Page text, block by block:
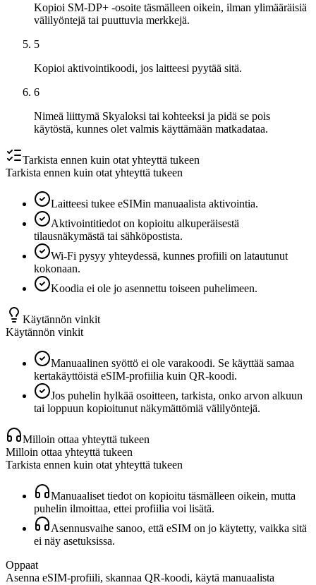
Kopioi SM-DP+ -osoite täsmälleen oikein, ilman ylimääräisiä
välilyöntejä tai puuttuvia merkkejä.
5
Kopioi aktivointikoodi, jos laitteesi pyytää sitä.
6
Nimeä liittymä Skyaloksi tai kohteeksi ja pidä se pois
käytöstä, kunnes olet valmis käyttämään matkadataa.
Tarkista ennen kuin otat yhteyttä tukeen
Tarkista ennen kuin otat yhteyttä tukeen
Laitteesi tukee eSIMin manuaalista aktivointia.
Aktivointitiedot on kopioitu alkuperäisestä
tilausnäkymästä tai sähköpostista.
Wi‑Fi pysyy yhteydessä, kunnes profiili on latautunut
kokonaan.
Koodia ei ole jo asennettu toiseen puhelimeen.
Käytännön vinkit
Käytännön vinkit
Manuaalinen syöttö ei ole varakoodi. Se käyttää samaa
kertakäyttöistä eSIM-profiilia kuin QR-koodi.
Jos puhelin hylkää osoitteen, tarkista, onko arvon alkuun
tai loppuun kopioitunut näkymättömiä välilyöntejä.
Milloin ottaa yhteyttä tukeen
Milloin ottaa yhteyttä tukeen
Tarkista ennen kuin otat yhteyttä tukeen
Manuaaliset tiedot on kopioitu täsmälleen oikein, mutta
puhelin ilmoittaa, ettei profiilia voi lisätä.
Asennusvaihe sanoo, että eSIM on jo käytetty, vaikka sitä
ei näy asetuksissa.
Oppaat
Asenna eSIM-profiili, skannaa QR-koodi, käytä manuaalista